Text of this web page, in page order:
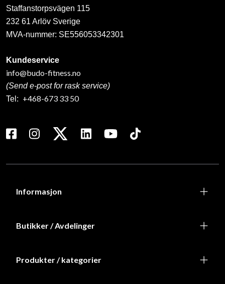
Staffanstorpsvägen 115
232 61 Arlöv Sverige
MVA-nummer: SE556053342301
Kundeservice
info@budo-fitness.no
(Send e-post for rask service)
Tel: +468-673 33 50
Informasjon
Butikker / Avdelinger
Produkter / kategorier